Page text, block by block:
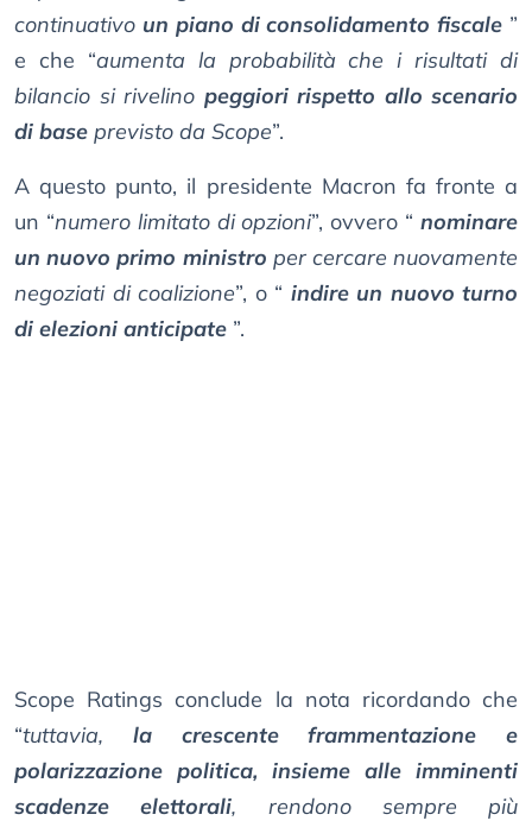
continuativo un piano di consolidamento fiscale ”
e che “aumenta la probabilità che i risultati di
bilancio si rivelino peggiori rispetto allo scenario
di base previsto da Scope”.
A questo punto, il presidente Macron fa fronte a
un “numero limitato di opzioni”, ovvero “ nominare
un nuovo primo ministro per cercare nuovamente
negoziati di coalizione”, o “ indire un nuovo turno
di elezioni anticipate ”.
Scope Ratings conclude la nota ricordando che
“tuttavia, la crescente frammentazione e
polarizzazione politica, insieme alle imminenti
scadenze elettorali, rendono sempre più